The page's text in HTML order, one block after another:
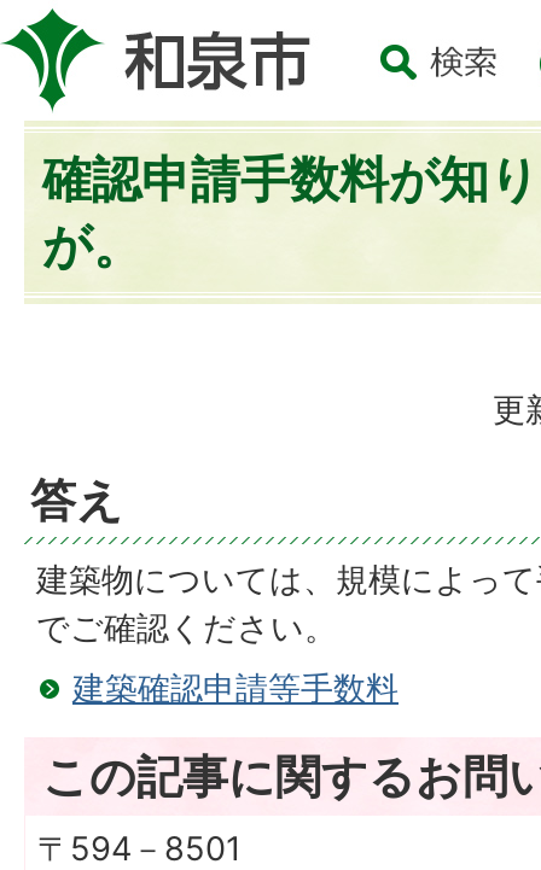
確認申請手数料が知
が。
更
答え
建築物については、規模によっ
でご確認ください。
建築確認申請等手数料
この記事に関するお問
〒594－8501